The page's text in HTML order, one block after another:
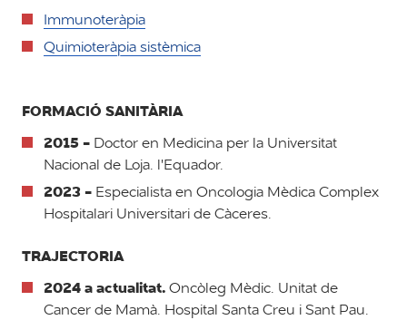
Immunoteràpia
Quimioteràpia sistèmica
FORMACIÓ SANITÀRIA
2015 - Doctor en Medicina per la Universitat
Nacional de Loja. l'Equador.
2023 - Especialista en Oncologia Mèdica Complex
Hospitalari Universitari de Càceres.
TRAJECTORIA
2024 a actualitat.Oncòleg Mèdic. Unitat de
Cancer de Mamà. Hospital Santa Creu i Sant Pau.